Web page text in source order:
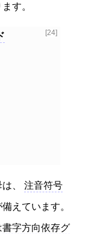
す。
[24]
、 注音符号
えています。
書字方向依存グ